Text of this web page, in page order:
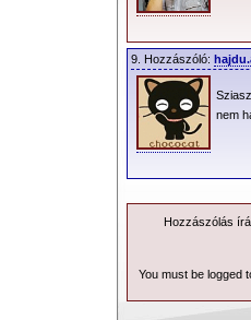
9. Hozzászóló:
nem
Hozzászólás
You must be logged